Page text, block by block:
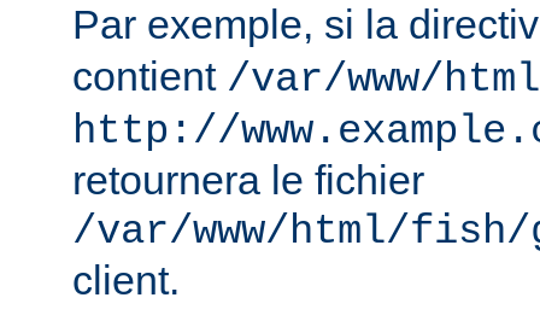
Par exemple, si la
contient /var/www/html
http://
retournera le fichier
/var/www/html/fish/
client.